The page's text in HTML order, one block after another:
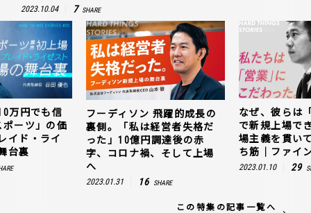
2023.10.04 7 SHARE
万円でも信
ーツ」の価
イド・ライ
台裏
フーディソン 飛躍的成長の
裏側。「私は経営者失格だ
った」10億円調達後の赤
字、コロナ禍、そして上場
へ
2023.01.31 16 SHARE
なぜ、彼らは
で新規上場で
場主義を貫い
ち筋｜ファイ
2023.01.10 29
この特集の記事一覧へ